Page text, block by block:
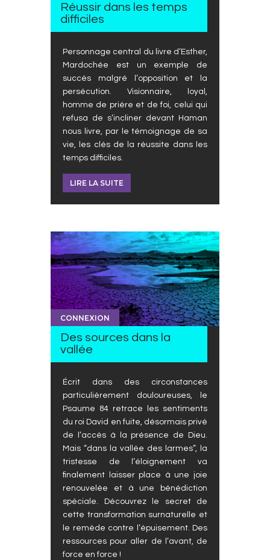
Réussir dans les temps
difficiles
Personnage central du livre d’Esther,
Mardochée est un exemple de
succès malgré l’opposition et la
persécution. Visionnaire, loyal,
homme de prière et de foi, celui qui
refusa de s’incliner devant Haman
nous livre, par le témoignage de sa
vie, les clés de la réussite dans les
temps difficiles.
LIRE LA SUITE
CONNEXION
Des sources dans la
vallée
Écrit dans des circonstances
particulièrement douloureuses, le
Psaume 84 retrace les sentiments
du roi David en fuite, désormais privé
de l’accès à la présence de Dieu.
Mais “dans la vallée des larmes”, la
tristesse de l’éloignement va
finalement laisser place à une joie
renouvelée et à une bénédiction
spéciale. Découvrez le secret de
cette transformation surnaturelle et
le remède contre l’épuisement. Des
ressources pour aller de l’avant, de
force en force !